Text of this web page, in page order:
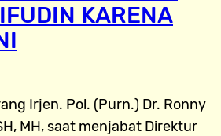
KARENA
Irjen. Pol. (Purn.) Dr. Ronny
MH, saat menjabat Direktur